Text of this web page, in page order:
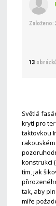
Založeno:
13 obrázků
Světlá
krytí pro
taktovkou
konstrukci
tím, jak
tak, aby
míře